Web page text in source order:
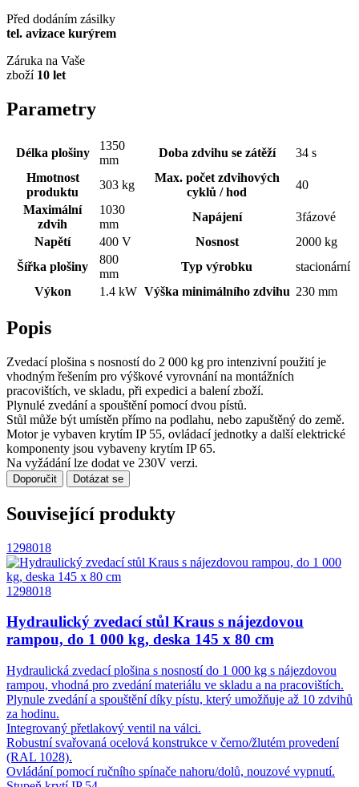
Před dodáním zásilky
tel. avizace kurýrem
Záruka na Vaše
zboží 10 let
Parametry
Délka plošiny
1350
mm
Doba zdvihu se zátěží
34 s
Hmotnost
produktu
303 kg
Max. počet zdvihových
cyklů / hod
40
Maximální
zdvih
1030
mm
Napájení
3fázové
Napětí
400 V Nosnost
2000 kg
Šířka plošiny
800
mm
Typ výrobku
stacionární
Výkon
1.4 kW Výška minimálního zdvihu 230 mm
Popis
Zvedací plošina s nosností do 2 000 kg pro intenzivní použití je
vhodným řešením pro výškové vyrovnání na montážních
pracovištích, ve skladu, při expedici a balení zboží.
Plynulé zvedání a spouštění pomocí dvou pístů.
Stůl může být umístěn přímo na podlahu, nebo zapuštěný do země.
Motor je vybaven krytím IP 55, ovládací jednotky a další elektrické
komponenty jsou vybaveny krytím IP 65.
Na vyžádání lze dodat ve 230V verzi.
Doporučit Dotázat se
Související produkty
1298018
1298018
Hydraulický zvedací stůl Kraus s nájezdovou
rampou, do 1 000 kg, deska 145 x 80 cm
Hydraulická zvedací plošina s nosností do 1 000 kg s nájezdovou
rampou, vhodná pro zvedání materiálu ve skladu a na pracovištích.
Plynule zvedání a spouštění díky pístu, který umožňuje až 10 zdvihů
za hodinu.
Integrovaný přetlakový ventil na válci.
Robustní svařovaná ocelová konstrukce v černo/žlutém provedení
(RAL 1028).
Ovládání pomocí ručního spínače nahoru/dolů, nouzové vypnutí.